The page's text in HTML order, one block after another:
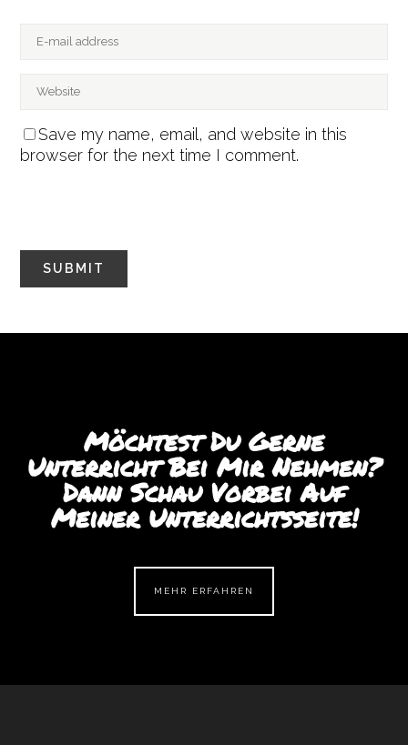
Save my name, email, and website in this
browser for the next time I comment.
Möchtest Du Gerne
Unterricht Bei Mir Nehmen?
Dann Schau Vorbei Auf
Meiner Unterrichtsseite!
MEHR ERFAHREN